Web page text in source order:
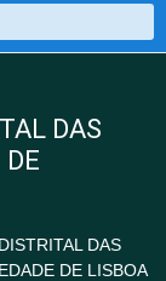
DAS
DAS
DE LISBOA